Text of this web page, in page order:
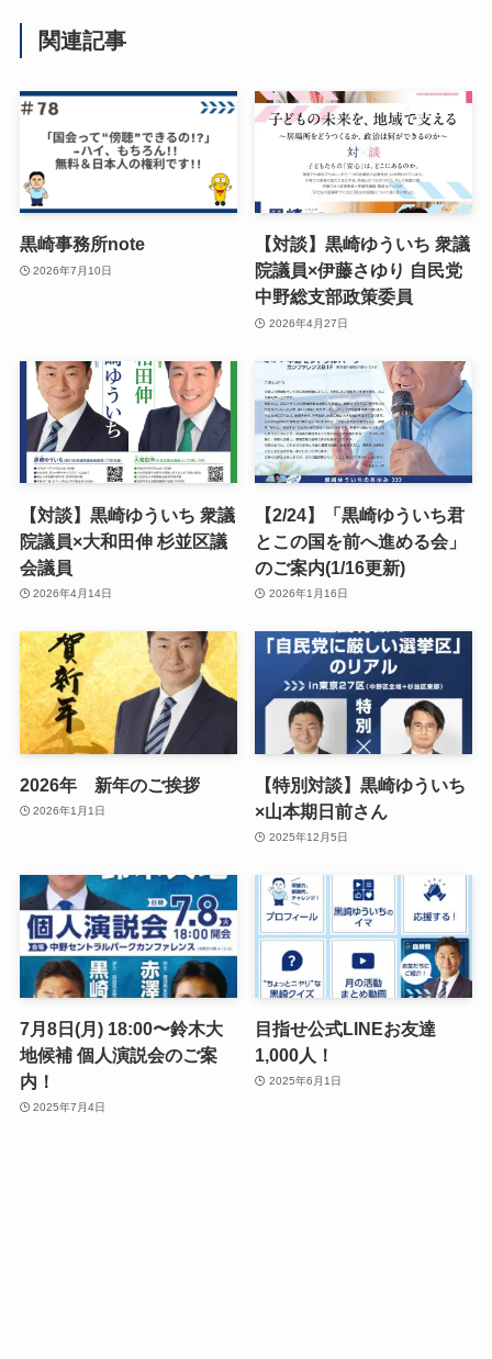
関連記事
黒崎事務所note
2026年7月10日
【対談】黒崎ゆういち 衆議
院議員×伊藤さゆり 自民党
中野総支部政策委員
2026年4月27日
【対談】黒崎ゆういち 衆議
院議員×大和田伸 杉並区議
会議員
2026年4月14日
【2/24】「黒崎ゆういち君
とこの国を前へ進める会」
のご案内(1/16更新)
2026年1月16日
2026年 新年のご挨拶
2026年1月1日
【特別対談】黒崎ゆういち
×山本期日前さん
2025年12月5日
7月8日(月) 18:00〜鈴木大
地候補 個人演説会のご案
内！
2025年7月4日
目指せ公式LINEお友達
1,000人！
2025年6月1日